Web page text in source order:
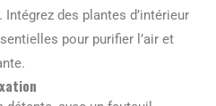
des plantes d’intérieur
pour purifier l’air et